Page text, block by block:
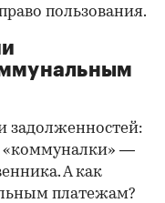
пользования.
задолженностей:
«коммуналки» —
А как
платежам?